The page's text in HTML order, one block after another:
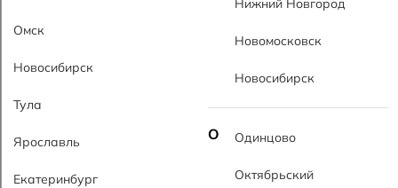
Омск
Новосибирск
Тула
Ярославль
Екатеринбург
Нижний Новгород
Новомосковск
Новосибирск
О Одинцово
Октябрьский